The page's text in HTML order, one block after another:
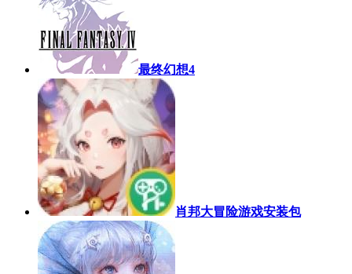
最终幻想4
肖邦大冒险游戏安装包